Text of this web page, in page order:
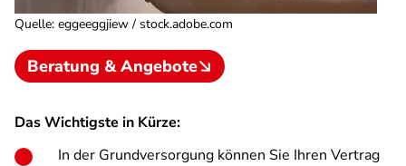
Quelle: eggeeggjiew / stock.adobe.com
Beratung & Angebote
Das Wichtigste in Kürze:
In der Grundversorgung können Sie Ihren Vertrag